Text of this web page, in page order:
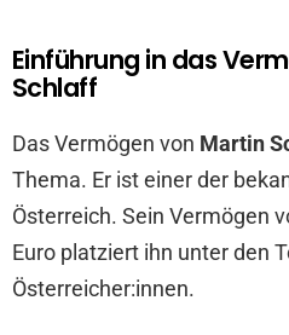
Einführung in das
Schlaff
Das Vermögen von Martin
Thema. Er ist einer der
Österreich. Sein Vermögen
Euro platziert ihn unter den
Österreicher:innen.